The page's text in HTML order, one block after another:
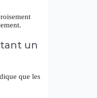
un
que les